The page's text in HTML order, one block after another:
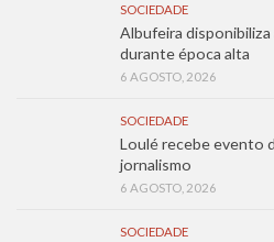
SOCIEDADE
Albufeira
durante época alta
6 AGOSTO, 2026
SOCIEDADE
Loulé recebe evento
jornalismo
6 AGOSTO, 2026
SOCIEDADE